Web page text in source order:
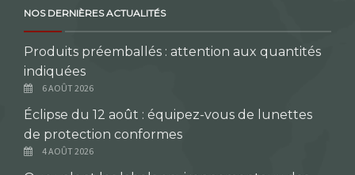
NOS DERNIÈRES ACTUALITÉS
Produits préemballés : attention aux quantités
indiquées
6 AOÛT 2026
Éclipse du 12 août : équipez-vous de lunettes
de protection conformes
4 AOÛT 2026